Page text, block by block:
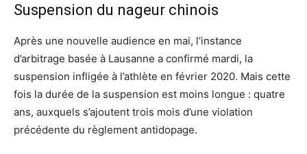
Suspension du nageur chinois
Après une nouvelle audience en mai, l’instance
d’arbitrage basée à Lausanne a confirmé mardi, la
suspension infligée à l’athlète en février 2020. Mais cette
fois la durée de la suspension est moins longue : quatre
ans, auxquels s’ajoutent trois mois d’une violation
précédente du règlement antidopage.